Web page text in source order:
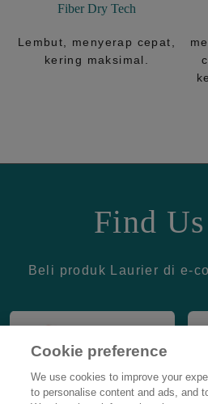
Fiber Dry Tech
Lembut, menyerap cepat,
kering maksimal.
Find
Beli produk Laurier di e-
Cookie preference
We use cookies to improve your
to personalise content and ads, and